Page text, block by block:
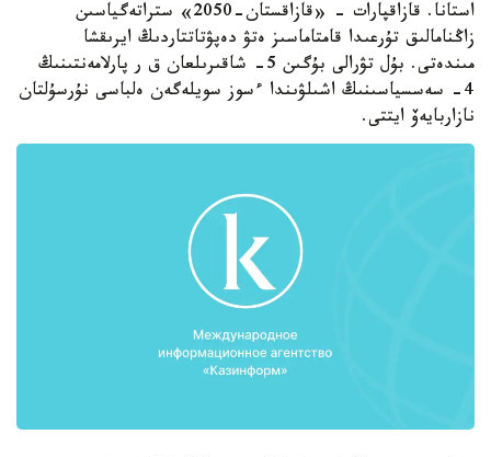
استانا. قازاقپارات - «قازاقستان-2050» ستراتەگياسىن
زاڭنامالىق تۇرعىدا قامتاماسىز ەتۋ دەپۋتاتتاردىڭ ايرىقشا
مىندەتى. بۇل تۋرالى بۇگىن 5- شاقىرىلعان ق ر پارلامەنتىنىڭ
4- سەسسياسىنىڭ اشىلۋىندا ءسوز سويلەگەن ەلباسى نۇرسۇلتان
نازاربايەۆ ايتتى.